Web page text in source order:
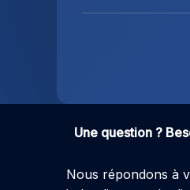
Une question ?
Nous répondons à